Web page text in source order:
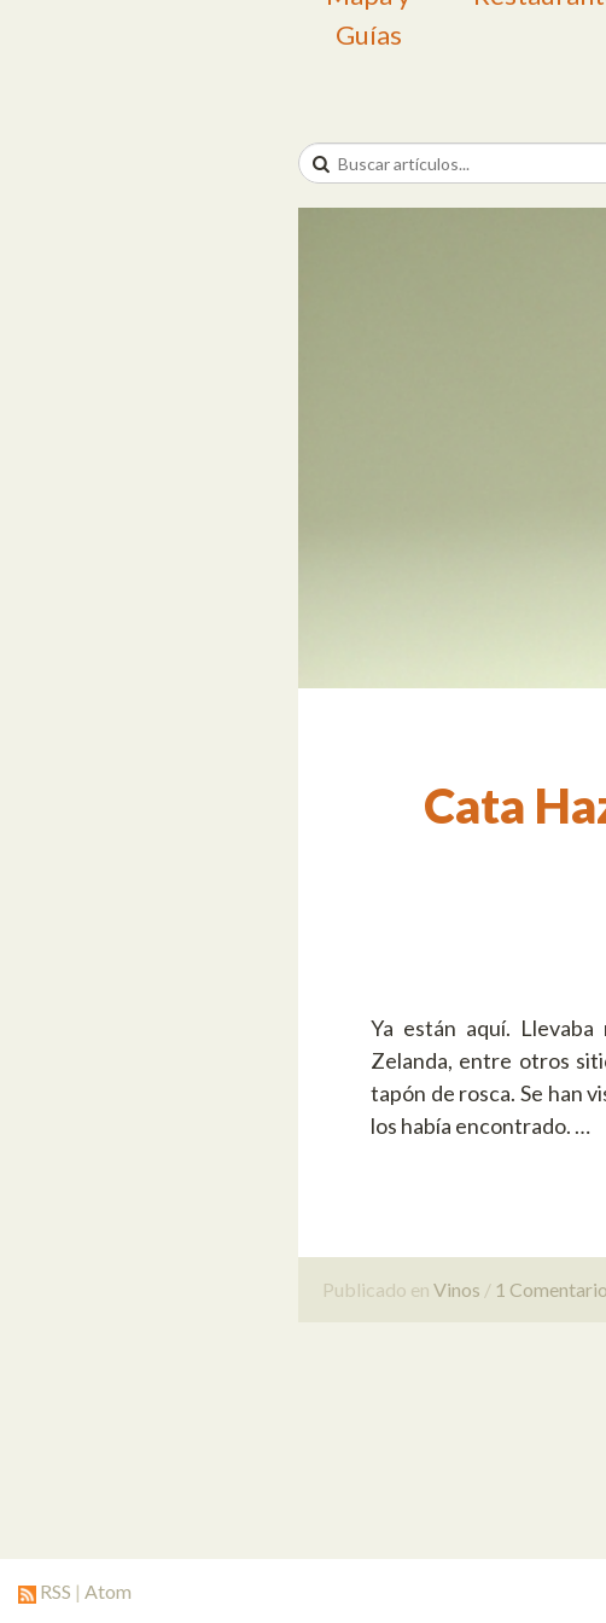
Guías
Cata
Ya están aquí.
Zelanda, entre otros
tapón de rosca. Se han
los había encontrado. …
Publicado en Vinos 1 Comentario
RSS | Atom